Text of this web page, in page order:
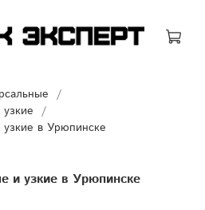
в Урюпинске
и узкие в Урюпинске